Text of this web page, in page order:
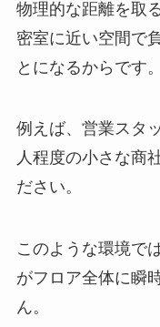
物理的な距離を取
密室に近い空間で
とになるからです。
例えば、営業スタ
人程度の小さな商
ださい。
このような環境で
がフロア全体に瞬
ん。